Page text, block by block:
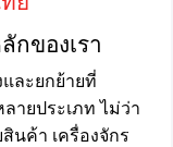
กของเรา
ละยกย้ายที่
ายประเภท ไม่ว่า
นค้า เครื่องจักร